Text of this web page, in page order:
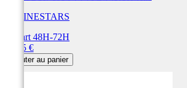
ALPINESTARS
Départ 48H-72H
49,95 €
Ajouter au panier